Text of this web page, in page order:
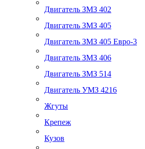
Двигатель ЗМЗ 402
Двигатель ЗМЗ 405
Двигатель ЗМЗ 405 Евро-3
Двигатель ЗМЗ 406
Двигатель ЗМЗ 514
Двигатель УМЗ 4216
Жгуты
Крепеж
Кузов